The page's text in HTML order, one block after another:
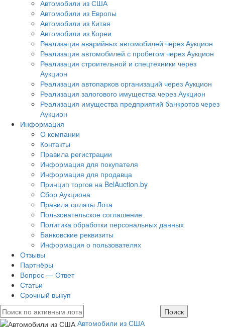
Автомобили из США
Автомобили из Европы
Автомобили из Китая
Автомобили из Кореи
Реализация аварийных автомобилей через Аукцион
Реализация автомобилей с пробегом через Аукцион
Реализация строительной и спецтехники через
Аукцион
Реализация автопарков организаций через Аукцион
Реализация залогового имущества через Аукцион
Реализация имущества предприятий банкротов через
Аукцион
Информация
О компании
Контакты
Правила регистрации
Информация для покупателя
Информация для продавца
Принцип торгов на BelAuction.by
Сбор Аукциона
Правила оплаты Лота
Пользовательское соглашение
Политика обработки персональных данных
Банковские реквизиты
Информация о пользователях
Отзывы
Партнёры
Вопрос — Ответ
Статьи
Срочный выкуп
Автомобили из США